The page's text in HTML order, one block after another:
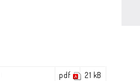
pdf 21 kB